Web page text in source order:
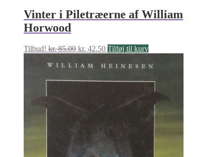
Vinter i Piletræerne af William
Horwood
Tilbud! kr.85.00 Den
pris
kr. 85.00.
kr. 42.50Den
pris
kr. 42.50.
Tilføj til kurv